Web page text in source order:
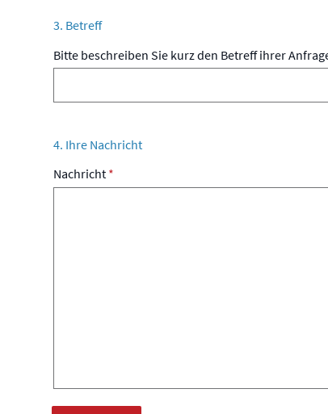
3. Betreff
Bitte beschreiben Sie kurz den Betreff ihrer
4. Ihre Nachricht
Nachricht *